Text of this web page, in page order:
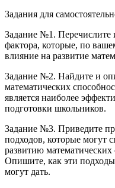
Задания для
Задание №1. Перечислите
фактора, которые, по
влияние на развитие
Задание №2. Найдите и
математических
является наиболее
подготовки школьников.
Задание №3. Приведите
подходов, которые могут
развитию
Опишите, как эти подходы
могут дать.